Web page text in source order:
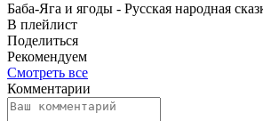
Баба-Яга и ягоды - Русская народная
В плейлист
Поделиться
Рекомендуем
Смотреть все
Комментарии